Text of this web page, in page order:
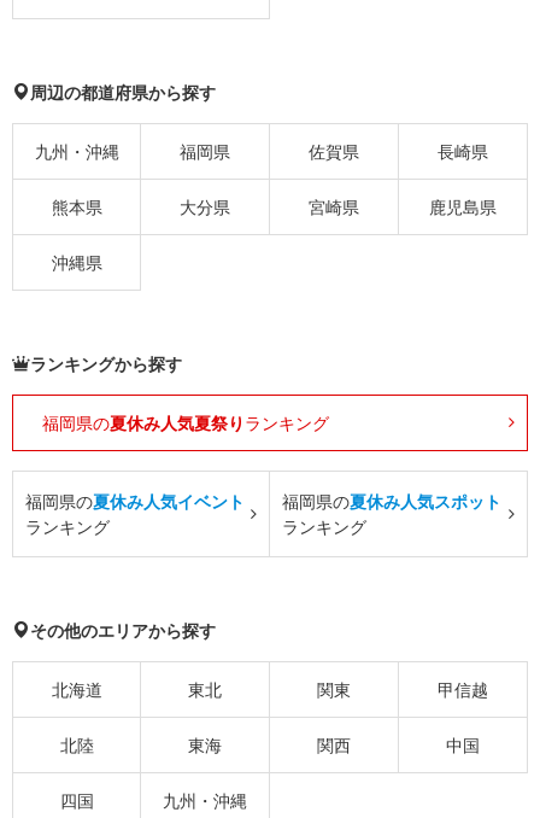
周辺の都道府県から探す
九州・沖縄 福岡県 佐賀県 長崎県
熊本県 大分県 宮崎県 鹿児島県
沖縄県
ランキングから探す
福岡県の夏休み人気夏祭り ランキング
福岡県の夏休み人気イベント
ランキング
福岡県の夏休み人気スポット
ランキング
その他のエリアから探す
北海道 東北 関東 甲信越
北陸 東海 関西 中国
四国 九州・沖縄